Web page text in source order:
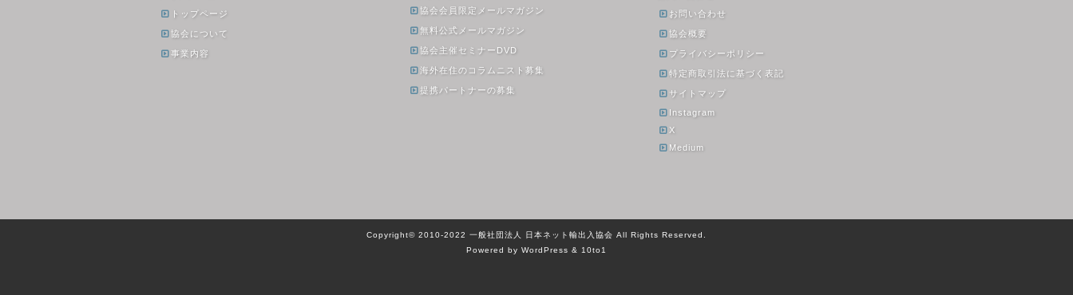
トップページ
協会について
事業内容
協会会員限定メールマガジン
無料公式メールマガジン
協会主催セミナーDVD
海外在住のコラムニスト募集
提携パートナーの募集
お問い合わせ
協会概要
プライバシーポリシー
特定商取引法に基づく表記
サイトマップ
Instagram
X
Medium
Copyright© 2010-2022 一般社団法人 日本ネット輸出入協会 All Rights Reserved.
Powered by WordPress & 10to1